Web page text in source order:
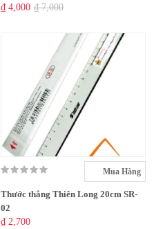
₫ 4,000 ₫ 7,000
Mua Hàng
Thước thẳng Thiên Long 20cm SR-
02
₫ 2,700